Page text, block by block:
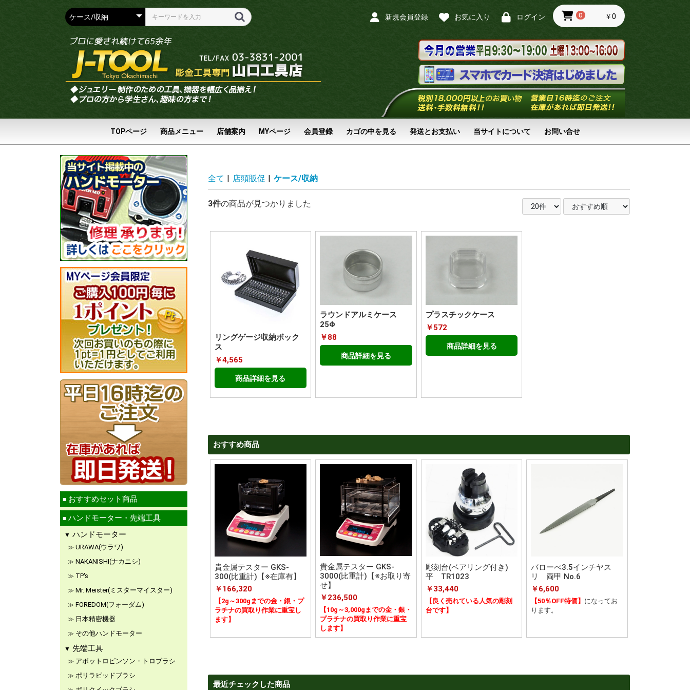
新規会員登録 お気に入り ログイン 0 ￥0
TOPページ 商品メニュー 店舗案内 MYページ 会員登録 カゴの中を見る 発送とお支払い 当サイトについて お問い合せ
おすすめセット商品
ハンドモーター・先端工具
ハンドモーター
URAWA(ウラワ)
NAKANISHI(ナカニシ)
TP's
Mr. Meister(ミスターマイスター)
FOREDOM(フォーダム)
日本精密機器
その他ハンドモーター
先端工具
アボットロビンソン・トロブラシ
ポリラピッドブラシ
全て | 店頭販促 | ケース/収納
3件の商品が見つかりました
リングゲージ収納ボック
ス
￥4,565
商品詳細を見る
ラウンドアルミケース
25Φ
￥88
商品詳細を見る
プラスチックケース
￥572
商品詳細を見る
おすすめ商品
貴金属テスター GKS-
300(比重計)【※在庫有】
￥166,320
【2g～300gまでの金・銀・プ
ラチナの買取り作業に重宝し
ます】
貴金属テスター GKS-
3000(比重計)【※お取り寄
せ】
￥236,500
【10g～3,000gまでの金・銀・
プラチナの買取り作業に重宝
します】
彫刻台(ベアリング付き)
平 TR1023
￥33,440
【良く売れている人気の彫刻
台です】
バローべ3.5インチヤス
リ 両甲 No.6
￥6,600
【50％OFF特価】 になってお
ります。
最近チェックした商品